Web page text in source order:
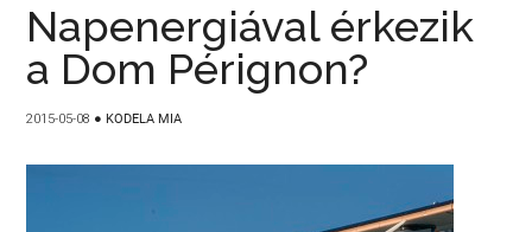
Napenergiával érkezik
a Dom Pérignon?
2015-05-08 ● KODELA MIA